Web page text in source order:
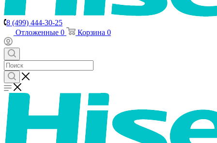
8 (499) 444-30-25
Отложенные 0 Корзина 0